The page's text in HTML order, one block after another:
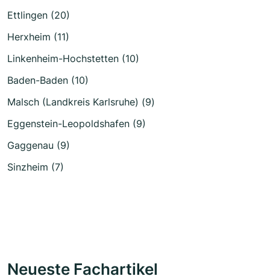
Ettlingen (20)
Herxheim (11)
Linkenheim-Hochstetten (10)
Baden-Baden (10)
Malsch (Landkreis Karlsruhe) (9)
Eggenstein-Leopoldshafen (9)
Gaggenau (9)
Sinzheim (7)
Neueste Fachartikel